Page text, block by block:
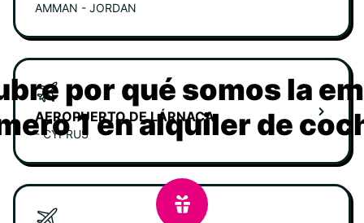
AMMAN - JORDAN
AEROPUERTO DE LÁRNACA
- CYPRUS
por qué somos la
1 en alquiler de